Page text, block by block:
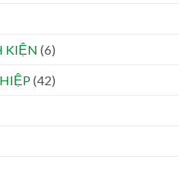
KIỆN (6)
(42)